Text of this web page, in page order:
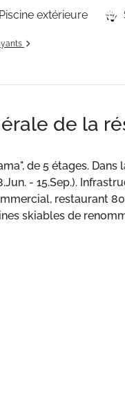
Piscine extérieure
de la
de 5 étages.
- 15.Sep.).
restaurant
skiables de